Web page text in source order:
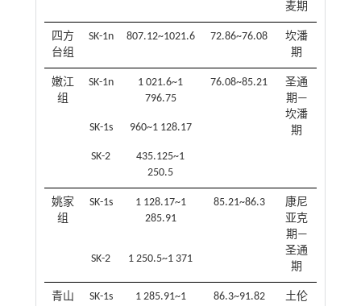
麦期
四方
台组
SK-1n 807.12~1021.6 72.86~76.08
坎潘
期
嫩江
组
SK-1n
1 021.6~1
796.75
76.08~85.21
圣通
期—
坎潘
期
SK-1s 960~1 128.17
SK-2
435.125~1
250.5
姚家
组
SK-1s
1 128.17~1
285.91
85.21~86.3
康尼
亚克
期—
圣通
期
SK-2 1 250.5~1 371
青山
SK-1s
1 285.91~1
86.3~91.82
土伦